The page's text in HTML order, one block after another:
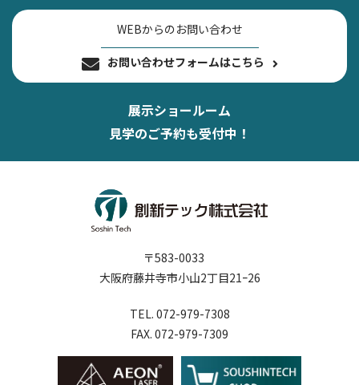
WEBからのお問い合わせ
お問い合わせフォームはこちら
展示ショールーム
見学のご予約も受付中！
〒583-0033
大阪府藤井寺市小山2丁目21ｰ26
TEL. 072-979-7308
FAX. 072-979-7309